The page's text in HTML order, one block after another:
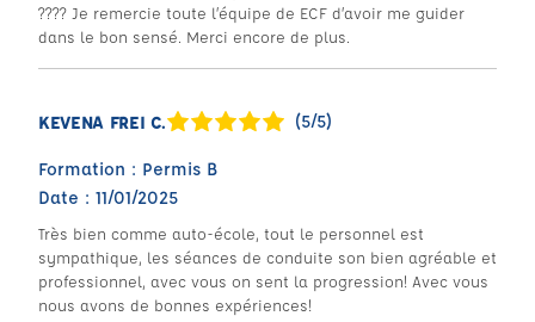
???? Je remercie toute l’équipe de ECF d’avoir me guider
dans le bon sensé. Merci encore de plus.
KEVENA FREI C. (5/5)
Formation : Permis B
Date : 11/01/2025
Très bien comme auto-école, tout le personnel est
sympathique, les séances de conduite son bien agréable et
professionnel, avec vous on sent la progression! Avec vous
nous avons de bonnes expériences!